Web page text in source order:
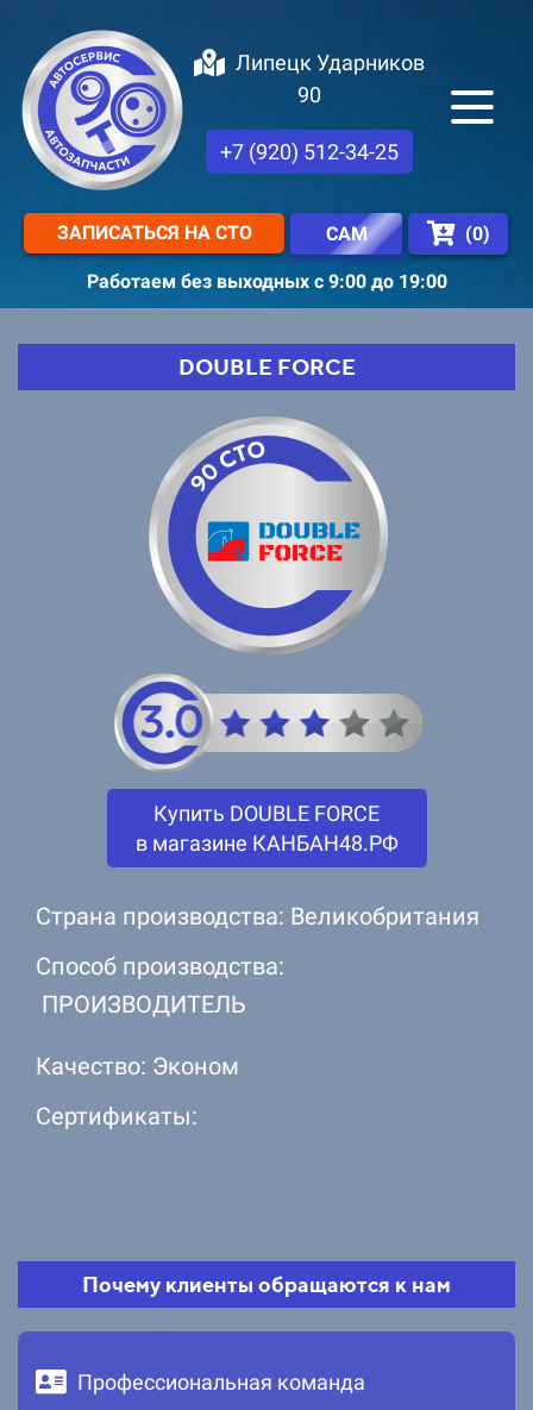
Липецк Ударников
90
+7 (920) 512-34-25
ЗАПИСАТЬСЯ НА СТО САМ (0)
Работаем без выходных с 9:00 до 19:00
DOUBLE FORCE
Купить DOUBLE FORCE
в магазине КАНБАН48.РФ
Страна производства: Великобритания
Способ производства:
ПРОИЗВОДИТЕЛЬ
Качество: Эконом
Сертификаты:
Почему клиенты обращаются к нам
Профессиональная команда